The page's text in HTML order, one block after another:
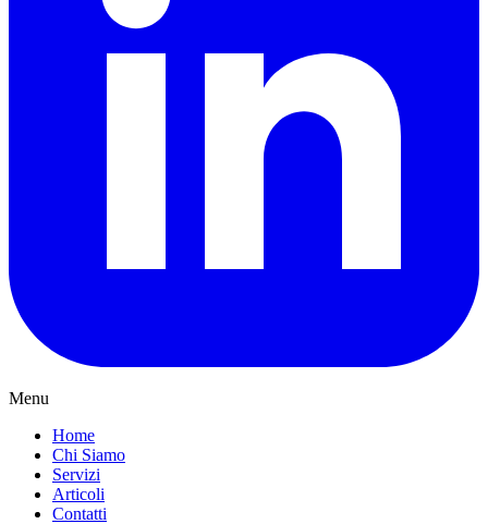
Menu
Home
Chi Siamo
Servizi
Articoli
Contatti